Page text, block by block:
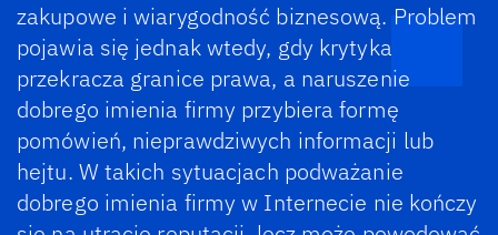
zakupowe i wiarygodność biznesową. Problem
pojawia się jednak wtedy, gdy krytyka
przekracza granice prawa, a naruszenie
dobrego imienia firmy przybiera formę
pomówień, nieprawdziwych informacji lub
hejtu. W takich sytuacjach podważanie
dobrego imienia firmy w Internecie nie kończy